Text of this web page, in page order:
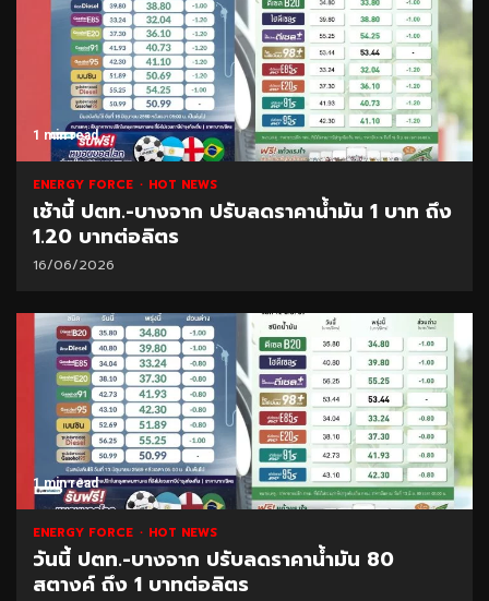
1 min read
ENERGY FORCE HOT NEWS
เช้านี้ ปตท.-บางจาก ปรับลดราคาน้ำมัน 1 บาท ถึง
1.20 บาทต่อลิตร
16/06/2026
1 min read
ENERGY FORCE HOT NEWS
วันนี้ ปตท.-บางจาก ปรับลดราคาน้ำมัน 80
สตางค์ ถึง 1 บาทต่อลิตร